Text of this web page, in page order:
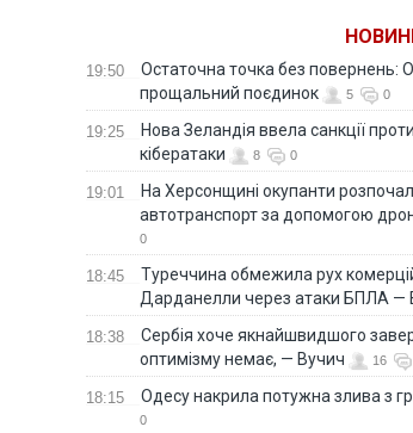
19:50
Остаточна точка без повернень:
прощальний поєдинок
5 0
19:25
Нова Зеландія ввела санкції
кібератаки
8 0
19:01
На Херсонщині окупанти
автотранспорт за допомогою
0
18:45
Туреччина обмежила рух
Дарданелли через атаки БПЛА —
18:38
Сербія хоче якнайшвидшого
оптимізму немає, — Вучич
16
18:15 Одесу накрила потужна злива з
0